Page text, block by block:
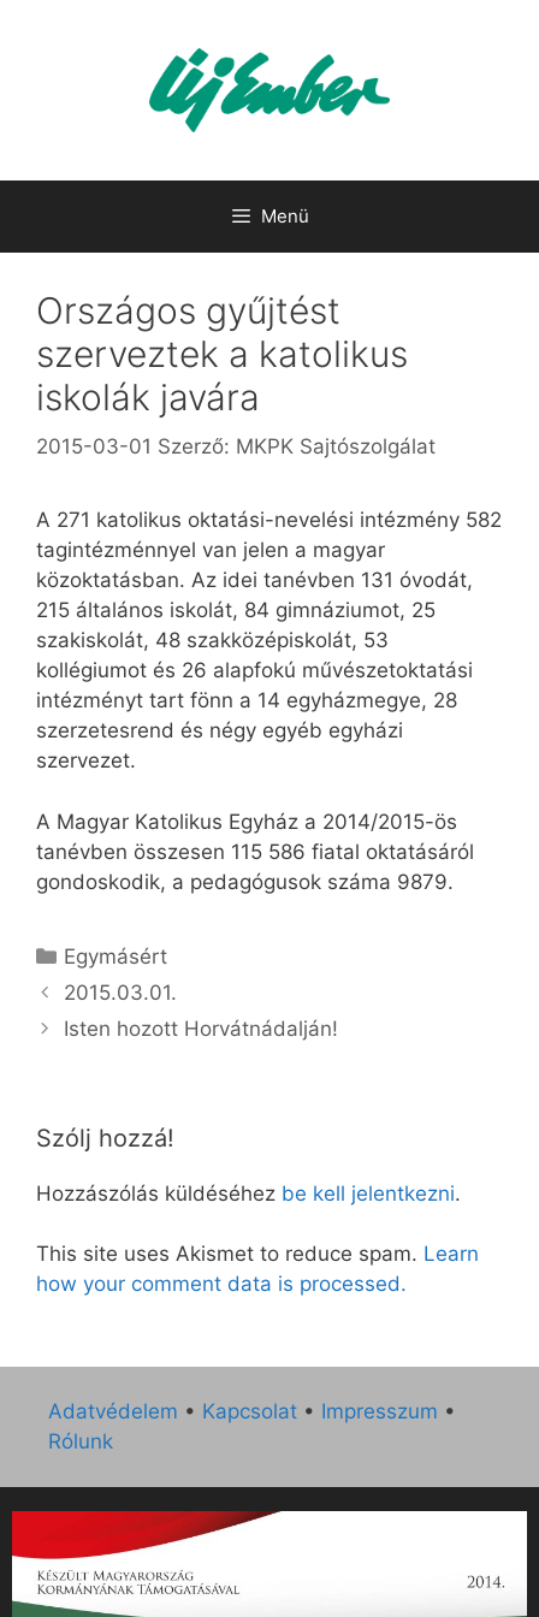
Menü
Országos gyűjtést
szerveztek a katolikus
iskolák javára
2015-03-01 Szerző: MKPK Sajtószolgálat
A 271 katolikus oktatási-nevelési intézmény 582
tagintézménnyel van jelen a magyar
közoktatásban. Az idei tanévben 131 óvodát,
215 általános iskolát, 84 gimnáziumot, 25
szakiskolát, 48 szakközépiskolát, 53
kollégiumot és 26 alapfokú művészetoktatási
intézményt tart fönn a 14 egyházmegye, 28
szerzetesrend és négy egyéb egyházi
szervezet.
A Magyar Katolikus Egyház a 2014/2015-ös
tanévben összesen 115 586 fiatal oktatásáról
gondoskodik, a pedagógusok száma 9879.
Kategória
Egymásért
2015.03.01.
Isten hozott Horvátnádalján!
Szólj hozzá!
Hozzászólás küldéséhez be kell jelentkezni.
This site uses Akismet to reduce spam. Learn
how your comment data is processed.
Adatvédelem • Kapcsolat • Impresszum •
Rólunk